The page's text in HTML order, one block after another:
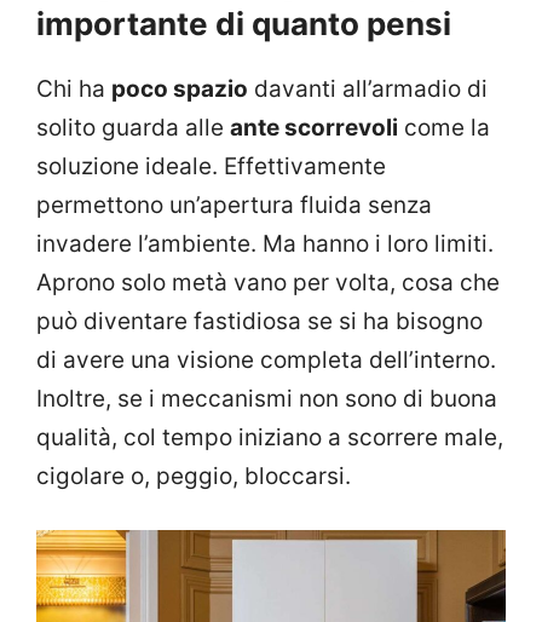
importante di quanto pensi
Chi ha poco spazio davanti all’armadio di
solito guarda alle ante scorrevoli come la
soluzione ideale. Effettivamente
permettono un’apertura fluida senza
invadere l’ambiente. Ma hanno i loro limiti.
Aprono solo metà vano per volta, cosa che
può diventare fastidiosa se si ha bisogno
di avere una visione completa dell’interno.
Inoltre, se i meccanismi non sono di buona
qualità, col tempo iniziano a scorrere male,
cigolare o, peggio, bloccarsi.